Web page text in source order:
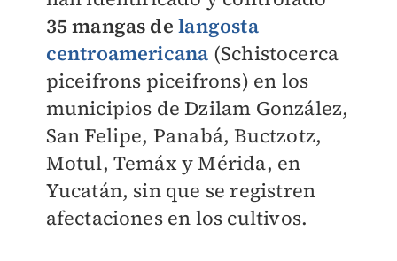
35 mangas delangosta
centroamericana (Schistocerca
piceifrons piceifrons) en los
municipios de Dzilam González,
San Felipe, Panabá, Buctzotz,
Motul, Temáx y Mérida, en
Yucatán, sin que se registren
afectaciones en los cultivos.